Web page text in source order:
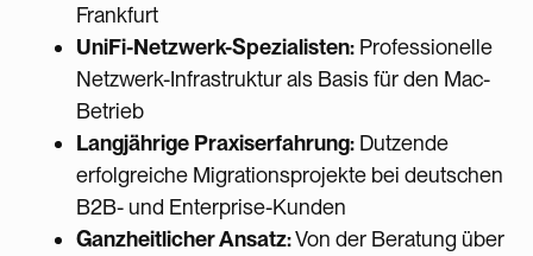
Frankfurt
UniFi-Netzwerk-Spezialisten: Professionelle
Netzwerk-Infrastruktur als Basis für den Mac-
Betrieb
Langjährige Praxiserfahrung: Dutzende
erfolgreiche Migrationsprojekte bei deutschen
B2B- und Enterprise-Kunden
Ganzheitlicher Ansatz:Von der Beratung über